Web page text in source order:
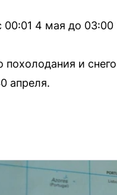
00:01 4 мая до
похолодания и
апреля.